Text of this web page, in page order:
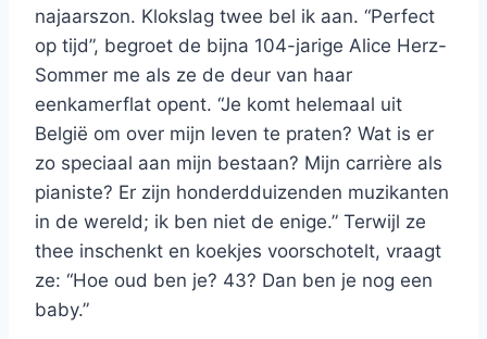
najaarszon. Klokslag twee bel ik aan. “Perfect
op tijd”, begroet de bijna 104-jarige Alice Herz-
Sommer me als ze de deur van haar
eenkamerflat opent. “Je komt helemaal uit
België om over mijn leven te praten? Wat is er
zo speciaal aan mijn bestaan? Mijn carrière als
pianiste? Er zijn honderdduizenden muzikanten
in de wereld; ik ben niet de enige.” Terwijl ze
thee inschenkt en koekjes voorschotelt, vraagt
ze: “Hoe oud ben je? 43? Dan ben je nog een
baby.”